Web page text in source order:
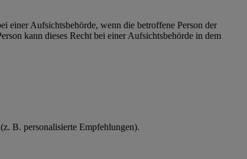
einer Aufsichtsbehörde, wenn die betroffene Person der
kann dieses Recht bei einer Aufsichtsbehörde in dem
B. personalisierte Empfehlungen).